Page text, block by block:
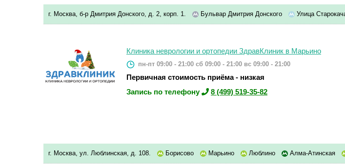
г. Москва, б-р Дмитрия Донского, д. 2, корп. 1. Бульвар Дмитрия Донского Улица
Клиника неврологии и ортопедии ЗдравКлиник в Марьино
пн-пт 09:00 - 21:00 сб 09:00 - 21:00 вс 09:00 - 21:00
Первичная стоимость приёма - низкая
Запись по телефону
8 (499) 519-35-82
г. Москва, ул. Люблинская, д. 108. Борисово Марьино Люблино Алма-Атинская